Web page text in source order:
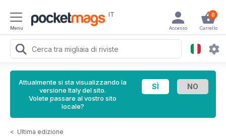
Menu
IT 0
Carrello
Accesso
Attualmente si sta visualizzando la
versione Italy del sito.
Volete passare al vostro sito
locale?
< Ultima edizione